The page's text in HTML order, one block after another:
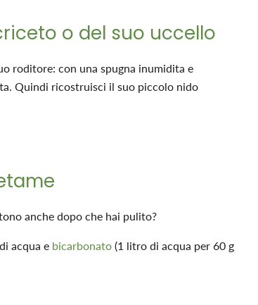
o del suo uccello
roditore: con una spugna inumidita e
Quindi ricostruisci il suo piccolo nido
anche dopo che hai pulito?
acqua e bicarbonato(1 litro di acqua per 60 g